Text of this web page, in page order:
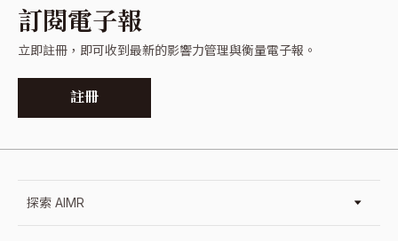
訂閱電子報
立即註冊，即可收到最新的影響力管理與衡量電子報。
註冊
探索 AIMR